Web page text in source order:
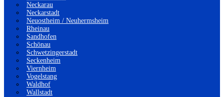
Neckarau
Neckarstadt
Neuostheim / Neuhermsheim
Rheinau
Sandhofen
Schönau
Schwetzingerstadt
Seckenheim
Viernheim
Vogelstang
Waldhof
Wallstadt